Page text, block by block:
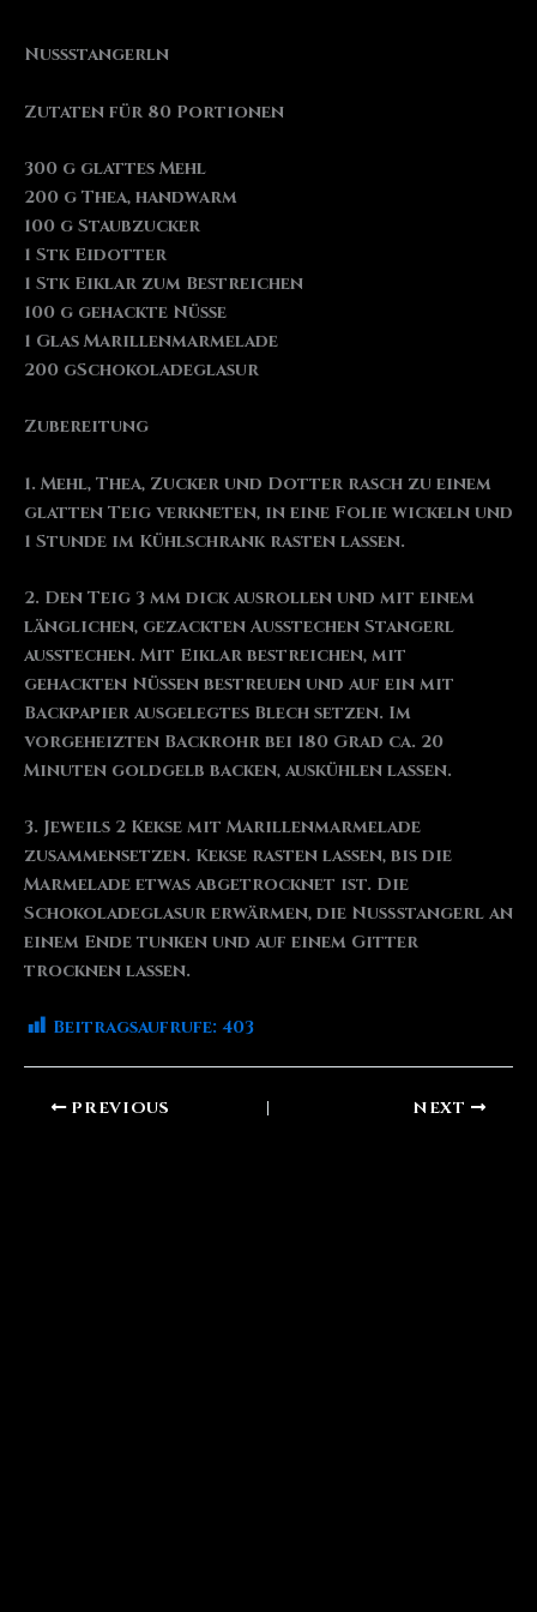
Nussstangerln
Zutaten für 80 Portionen
300 g glattes Mehl
200 g Thea, handwarm
100 g Staubzucker
1 Stk Eidotter
1 Stk Eiklar zum Bestreichen
100 g gehackte Nüsse
1 Glas Marillenmarmelade
200 gSchokoladeglasur
Zubereitung
1. Mehl, Thea, Zucker und Dotter rasch zu einem
glatten Teig verkneten, in eine Folie wickeln und
1 Stunde im Kühlschrank rasten lassen.
2. Den Teig 3 mm dick ausrollen und mit einem
länglichen, gezackten Ausstechen Stangerl
ausstechen. Mit Eiklar bestreichen, mit
gehackten Nüssen bestreuen und auf ein mit
Backpapier ausgelegtes Blech setzen. Im
vorgeheizten Backrohr bei 180 Grad ca. 20
Minuten goldgelb backen, auskühlen lassen.
3. Jeweils 2 Kekse mit Marillenmarmelade
zusammensetzen. Kekse rasten lassen, bis die
Marmelade etwas abgetrocknet ist. Die
Schokoladeglasur erwärmen, die Nußstangerl an
einem Ende tunken und auf einem Gitter
trocknen lassen.
Beitragsaufrufe: 403
PREVIOUS NEXT